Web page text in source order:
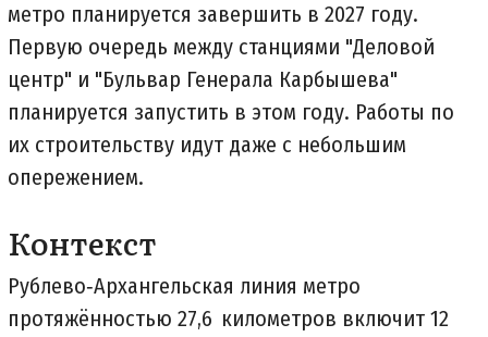
метро планируется завершить в 2027 году.
Первую очередь между станциями "Деловой
центр" и "Бульвар Генерала Карбышева"
планируется запустить в этом году. Работы по
их строительству идут даже с небольшим
опережением.
Контекст
Рублево‑Архангельская линия метро
протяжённостью 27,6 километров включит 12